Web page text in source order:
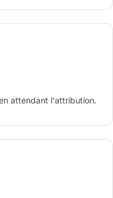
attendant l'attribution.